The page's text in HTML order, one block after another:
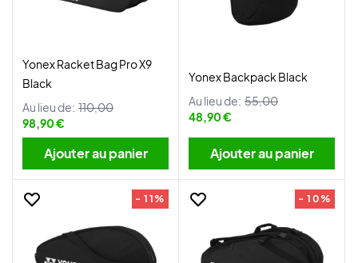
Yonex Racket Bag Pro X9
Black
Au lieu de: 110,00
98,90 €
Ajouter au panier
Yonex Backpack Black
Au lieu de: 55,00
48,90 €
Ajouter au panier
- 11% - 10%